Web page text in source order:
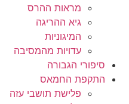
מראות ההרס
גיא ההריגה
המיגוניות
עדויות מהמסיבה
סיפורי הגבורה
התקפת החמאס
פלישת תושבי עזה